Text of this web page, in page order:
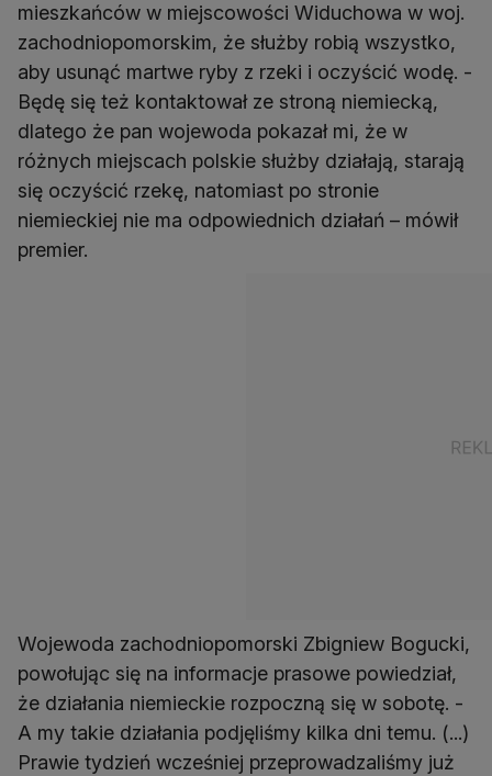
mieszkańców w miejscowości Widuchowa w woj.
zachodniopomorskim, że służby robią wszystko,
aby usunąć martwe ryby z rzeki i oczyścić wodę. -
Będę się też kontaktował ze stroną niemiecką,
dlatego że pan wojewoda pokazał mi, że w
różnych miejscach polskie służby działają, starają
się oczyścić rzekę, natomiast po stronie
niemieckiej nie ma odpowiednich działań – mówił
premier.
Wojewoda zachodniopomorski Zbigniew Bogucki,
powołując się na informacje prasowe powiedział,
że działania niemieckie rozpoczną się w sobotę. -
A my takie działania podjęliśmy kilka dni temu. (...)
Prawie tydzień wcześniej przeprowadzaliśmy już